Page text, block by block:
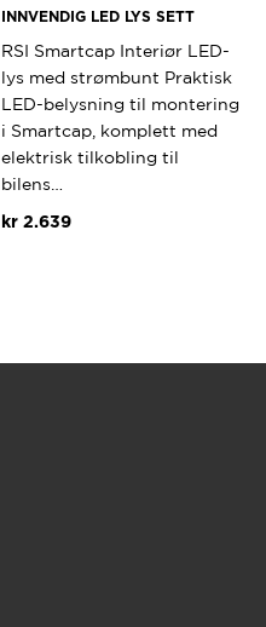
INNVENDIG LED LYS SETT
RSI Smartcap Interiør LED-
lys med strømbunt Praktisk
LED-belysning til montering
i Smartcap, komplett med
elektrisk tilkobling til
bilens…
kr 2.639